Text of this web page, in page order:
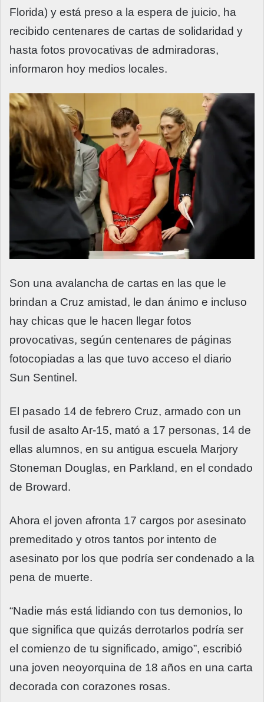
Florida) y está preso a la espera de juicio, ha
recibido centenares de cartas de solidaridad y
hasta fotos provocativas de admiradoras,
informaron hoy medios locales.
Son una avalancha de cartas en las que le
brindan a Cruz amistad, le dan ánimo e incluso
hay chicas que le hacen llegar fotos
provocativas, según centenares de páginas
fotocopiadas a las que tuvo acceso el diario
Sun Sentinel.
El pasado 14 de febrero Cruz, armado con un
fusil de asalto Ar-15, mató a 17 personas, 14 de
ellas alumnos, en su antigua escuela Marjory
Stoneman Douglas, en Parkland, en el condado
de Broward.
Ahora el joven afronta 17 cargos por asesinato
premeditado y otros tantos por intento de
asesinato por los que podría ser condenado a la
pena de muerte.
“Nadie más está lidiando con tus demonios, lo
que significa que quizás derrotarlos podría ser
el comienzo de tu significado, amigo”, escribió
una joven neoyorquina de 18 años en una carta
decorada con corazones rosas.